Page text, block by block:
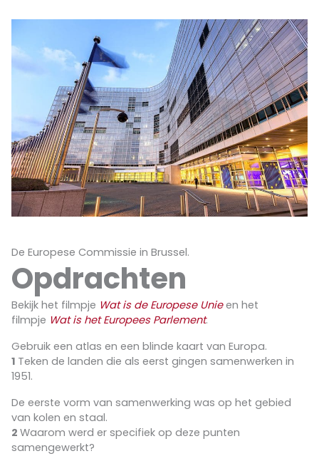
De Europese Commissie in Brussel.
Opdrachten
Bekijk het filmpje Wat is de Europese Unie en het
filmpje Wat is het Europees Parlement.
Gebruik een atlas en een blinde kaart van Europa.
1 Teken de landen die als eerst gingen samenwerken in
1951.
De eerste vorm van samenwerking was op het gebied
van kolen en staal.
2 Waarom werd er specifiek op deze punten
samengewerkt?